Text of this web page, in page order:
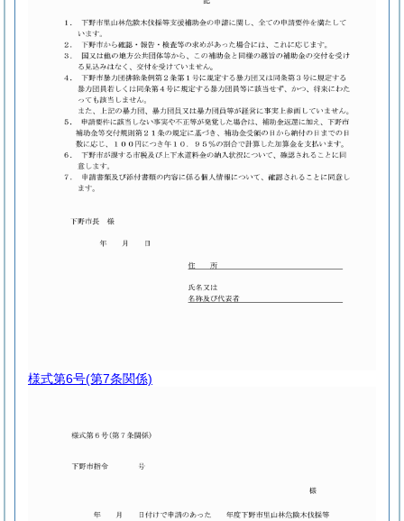
様式第6号(第7条関係)